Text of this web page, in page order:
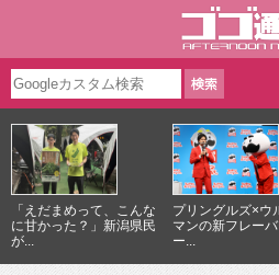
「えだまめって、こんな
に甘かった？」新潟県民
が...
プリングルズ×ウ
マンの新フレー
ー...